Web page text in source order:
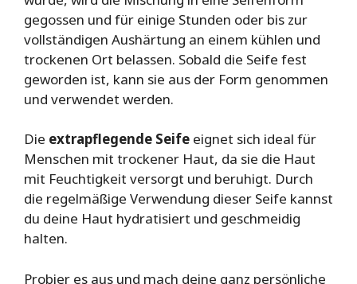
gegossen und für einige Stunden oder bis zur
vollständigen Aushärtung an einem kühlen und
trockenen Ort belassen. Sobald die Seife fest
geworden ist, kann sie aus der Form genommen
und verwendet werden.
Die extrapflegende Seife eignet sich ideal für
Menschen mit trockener Haut, da sie die Haut
mit Feuchtigkeit versorgt und beruhigt. Durch
die regelmäßige Verwendung dieser Seife kannst
du deine Haut hydratisiert und geschmeidig
halten.
Probier es aus und mach deine ganz persönliche